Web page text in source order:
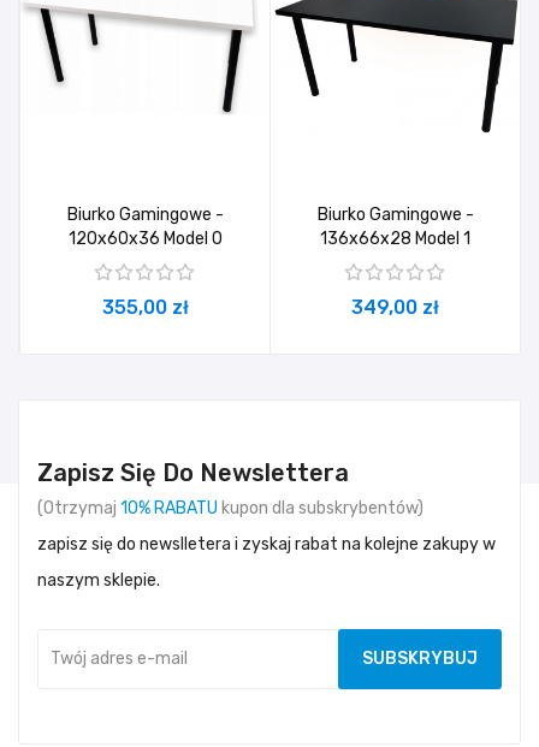
Biurko Gamingowe -
120x60x36 Model 0
355,00 zł
Biurko Gamingowe -
136x66x28 Model 1
349,00 zł
Zapisz Się Do Newslettera
(Otrzymaj 10% RABATU kupon dla subskrybentów)
zapisz się do newslletera i zyskaj rabat na kolejne zakupy w
naszym sklepie.